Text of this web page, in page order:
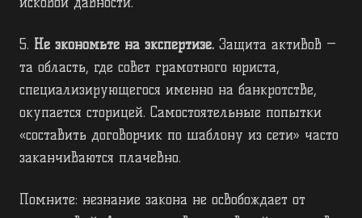
5. Не экономьте на экспертизе. Защита активов —
та область, где совет грамотного юриста,
специализирующегося именно на банкротстве,
окупается сторицей. Самостоятельные попытки
«составить договорчик по шаблону из сети» часто
заканчиваются плачевно.
Помните: незнание закона не освобождает от